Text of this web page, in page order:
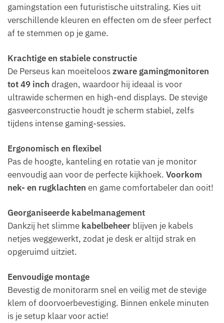
gamingstation een futuristische uitstraling. Kies uit
verschillende kleuren en effecten om de sfeer perfect
af te stemmen op je game.
Krachtige en stabiele constructie
De Perseus kan moeitelooszware gamingmonitoren
tot 49 inch dragen, waardoor hij ideaal is voor
ultrawide schermen en high-end displays. De stevige
gasveerconstructie houdt je scherm stabiel, zelfs
tijdens intense gaming-sessies.
Ergonomisch en flexibel
Pas de hoogte, kanteling en rotatie van je monitor
eenvoudig aan voor de perfecte kijkhoek. Voorkom
nek- en rugklachten en game comfortabeler dan ooit!
Georganiseerde kabelmanagement
Dankzij het slimme kabelbeheer blijven je kabels
netjes weggewerkt, zodat je desk er altijd strak en
opgeruimd uitziet.
Eenvoudige montage
Bevestig de monitorarm snel en veilig met de stevige
klem of doorvoerbevestiging. Binnen enkele minuten
is je setup klaar voor actie!